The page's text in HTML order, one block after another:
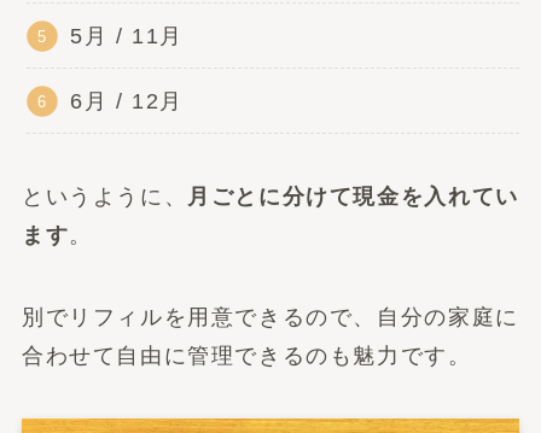
5月 / 11月
6月 / 12月
というように、 月ごとに分けて現金を入れてい
ます。
別でリフィルを用意できるので、自分の家庭に
合わせて自由に管理できるのも魅力です。